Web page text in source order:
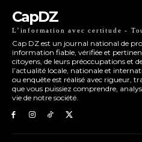
CapDZ
L’information avec certitude -
Cap DZ est un journal national de
information fiable, vérifiée et
citoyens, de leurs préoccupations et
l’actualité locale, nationale et
ou enquête est réalisé avec rigueur,
que vous puissiez comprendre,
vie de notre société.